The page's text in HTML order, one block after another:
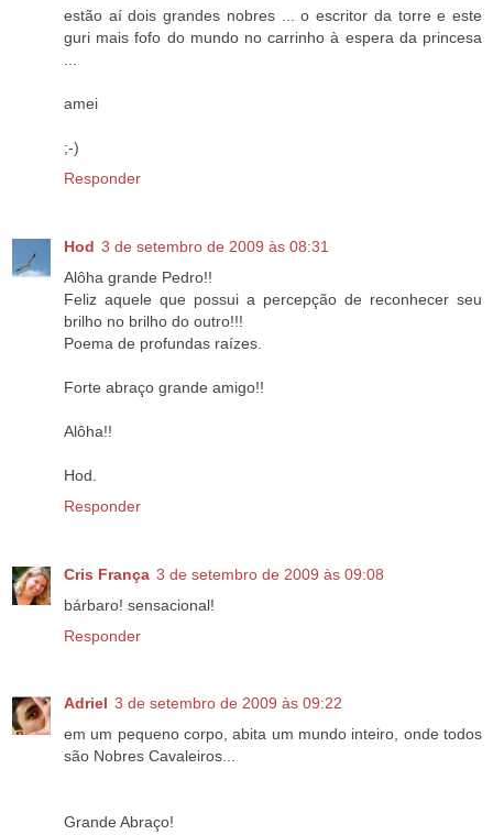
estão aí dois grandes nobres ... o escritor da torre e este
guri mais fofo do mundo no carrinho à espera da princesa
amei
;-)
Responder
Hod 3 de setembro de 2009 às 08:31
Alôha grande Pedro!!
Feliz aquele que possui a percepção de reconhecer seu
brilho no brilho do outro!!!
Poema de profundas raízes.
Forte abraço grande amigo!!
Alôha!!
Hod.
Responder
Cris França 3 de setembro de 2009 às 09:08
bárbaro! sensacional!
Responder
Adriel 3 de setembro de 2009 às 09:22
em um pequeno corpo, abita um mundo inteiro, onde todos
são Nobres Cavaleiros...
Grande Abraço!